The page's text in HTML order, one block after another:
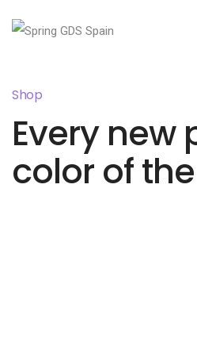
Shop
Every new
color of